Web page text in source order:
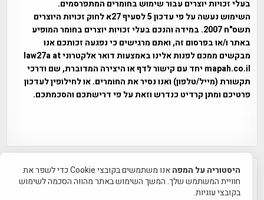
בעלי זכויות יוצרים עבור שימוש בחומרים המתפרסמים.
השימוש נעשה על פי עדכון 5 לסעיף 27א לחוק זכויות היוצרים
תשס"ח 2007. במידה והנכם בעלי זכויות יוצרים בחומר המופיע
באתר ו/או בפרסום זה, ואתם מרגישים כי נפגעה זכותכם אנו
מבקשים ממכם לפנות אלינו באמצעות דואר אלקטרוני law27a at
mapah.co.il יחד עם קישור לדף או היצירה המדוברת, שם ודרכי
תקשורת (מייל/טלפון) ואנו נסיר את החומרים. או לחילופין לעדכון
פרטיכם ומתן קרדיט כנדרש וזאת על פי דרישתכם והסכמתכם.
היסטוריה על המפה
אנו משתמשים בקובצי Cookie כדי לשפר את
חוויית המשתמש שלך. המשך השימוש באתר מהווה הסכמה לשימוש
בקובצי עוגיות.